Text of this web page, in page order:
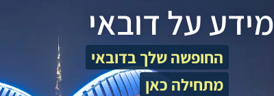
מידע על דובאי
החופשה שלך בדובאי
מתחילה כאן